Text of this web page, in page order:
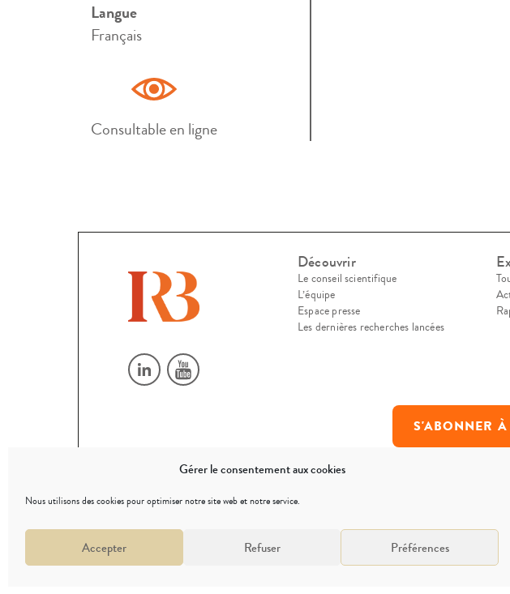
Gérer le consentement aux cookies
Nous utilisons des cookies pour optimiser notre site web et notre service.
Accepter Refuser Préférences
Langue
Français
Consultable en ligne
Découvrir
Le conseil scientifique
L’équipe
Espace presse
Les dernières recherches lancées
S'ABONNER
© 2026